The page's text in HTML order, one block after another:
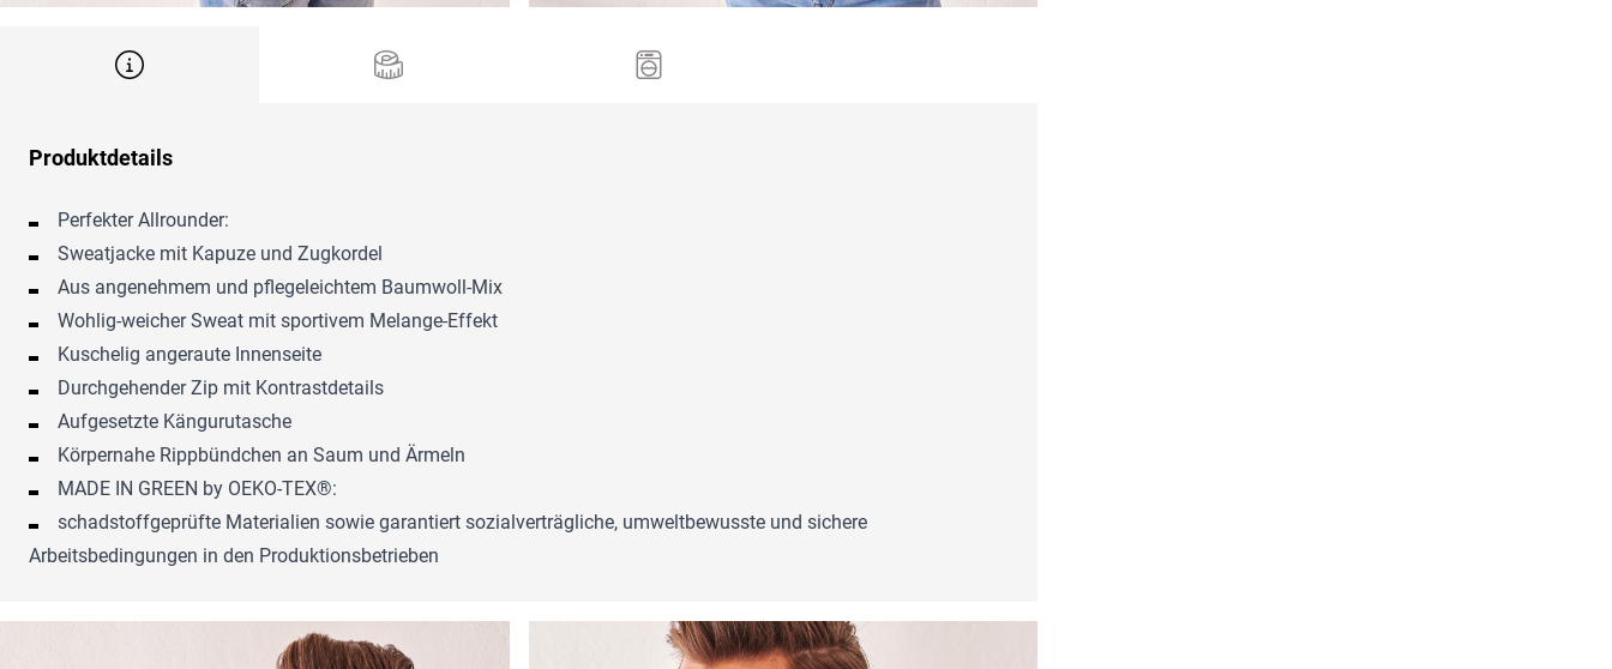
Produktdetails
Perfekter Allrounder:
Sweatjacke mit Kapuze und Zugkordel
Aus angenehmem und pflegeleichtem Baumwoll-Mix
Wohlig-weicher Sweat mit sportivem Melange-Effekt
Kuschelig angeraute Innenseite
Durchgehender Zip mit Kontrastdetails
Aufgesetzte Kängurutasche
Körpernahe Rippbündchen an Saum und Ärmeln
MADE IN GREEN by OEKO-TEX®:
schadstoffgeprüfte Materialien sowie garantiert sozialverträgliche, umweltbewusste und sichere
Arbeitsbedingungen in den Produktionsbetrieben